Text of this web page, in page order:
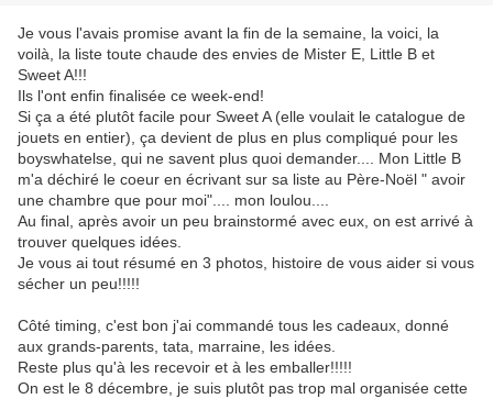
Je vous l'avais promise avant la fin de la semaine, la voici, la
voilà, la liste toute chaude des envies de Mister E, Little B et
Sweet A!!!
Ils l'ont enfin finalisée ce week-end!
Si ça a été plutôt facile pour Sweet A (elle voulait le catalogue de
jouets en entier), ça devient de plus en plus compliqué pour les
boyswhatelse, qui ne savent plus quoi demander.... Mon Little B
m'a déchiré le coeur en écrivant sur sa liste au Père-Noël " avoir
une chambre que pour moi".... mon loulou....
Au final, après avoir un peu brainstormé avec eux, on est arrivé à
trouver quelques idées.
Je vous ai tout résumé en 3 photos, histoire de vous aider si vous
sécher un peu!!!!!
Côté timing, c'est bon j'ai commandé tous les cadeaux, donné
aux grands-parents, tata, marraine, les idées.
Reste plus qu'à les recevoir et à les emballer!!!!!
On est le 8 décembre, je suis plutôt pas trop mal organisée cette